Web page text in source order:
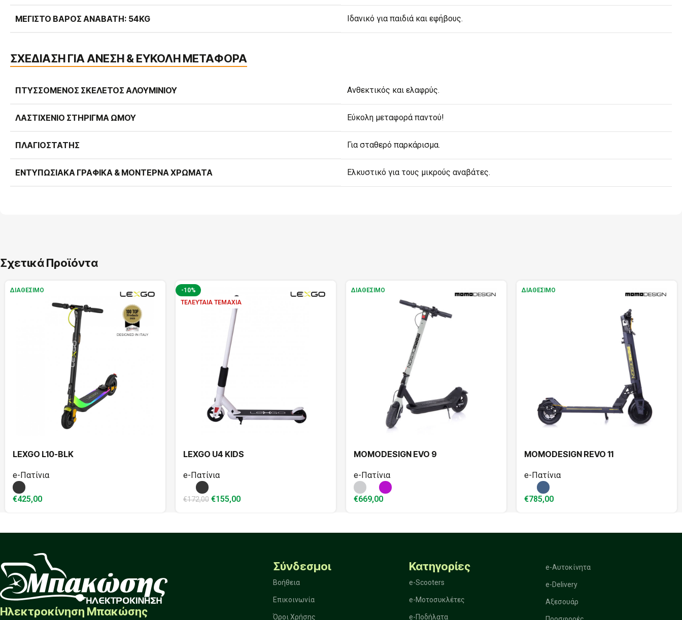
ΜΈΓΙΣΤΟ ΒΆΡΟΣ ΑΝΑΒΆΤΗ: 54KG Ιδανικό για παιδιά και εφήβους.
ΣΧΕΔΙΑΣΗ ΓΙΑ ΑΝΕΣΗ & ΕΥΚΟΛΗ ΜΕΤΑΦΟΡΑ
ΠΤΥΣΣΌΜΕΝΟΣ ΣΚΕΛΕΤΌΣ ΑΛΟΥΜΙΝΊΟΥ Ανθεκτικός και ελαφρύς.
ΛΑΣΤΙΧΈΝΙΟ ΣΤΉΡΙΓΜΑ ΏΜΟΥ Εύκολη μεταφορά παντού!
ΠΛΑΓΙΟΣΤΆΤΗΣ Για σταθερό παρκάρισμα.
ΕΝΤΥΠΩΣΙΑΚΆ ΓΡΑΦΙΚΆ & ΜΟΝΤΈΡΝΑ ΧΡΏΜΑΤΑ Ελκυστικό για τους μικρούς αναβάτες.
Σχετικά Προϊόντα
ΔΙΑΘΈΣΙΜΟ
LEXGO L10-BLK
e-Πατίνια
€425,00
-10%
ΤΕΛΕΥΤΑΊΑ ΤΕΜΆΧΙΑ
LEXGO U4 KIDS
e-Πατίνια
€172,00 €155,00
ΔΙΑΘΈΣΙΜΟ
MOMODESIGN EVO 9
e-Πατίνια
€669,00
ΔΙΑΘΈΣΙΜΟ
MOMODESIGN REVO 11
e-Πατίνια
€785,00
Ηλεκτροκίνηση Μπακώσης
Σύνδεσμοι
Βοήθεια
Επικοινωνία
Όροι Χρήσης
Κατηγορίες
e-Scooters
e-Μοτοσυκλέτες
e-Ποδήλατα
e-Αυτοκίνητα
e-Delivery
Αξεσουάρ